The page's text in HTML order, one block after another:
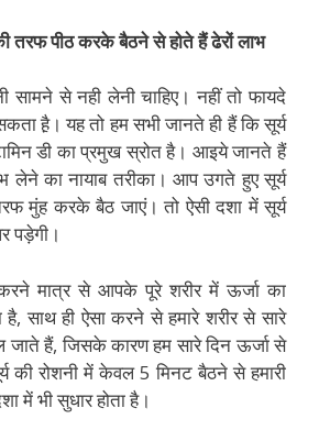
तरफ पीठ करके बैठने से होते हैं ढेरों लाभ
सामने से नही लेनी चाहिए। नहीं तो फायदे
है़। यह तो हम सभी जानते ही हैं कि सूर्य
डी का प्रमुख स्रोत है। आइये जानते हैं
लेने का नायाब तरीका। आप उगते हुए सूर्य
मुंह करके बैठ जाएं। तो ऐसी दशा में सूर्य
पड़ेगी।
मात्र से आपके पूरे शरीर में ऊर्जा का
है, साथ ही ऐसा करने से हमारे शरीर से सारे
जाते हैं, जिसके कारण हम सारे दिन ऊर्जा से
की रोशनी में केवल 5 मिनट बैठने से हमारी
में भी सुधार होता है।